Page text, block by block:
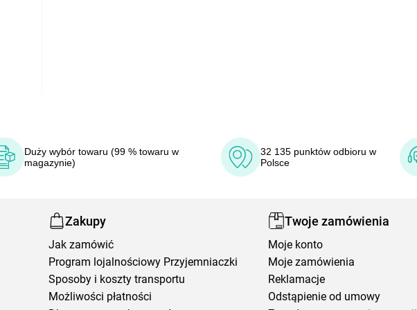
Duży wybór towaru (99 % towaru w
magazynie)
32 135 punktów odbioru w
Polsce
Zakupy
Jak zamówić
Program lojalnościowy Przyjemniaczki
Sposoby i koszty transportu
Możliwości płatności
Twoje zamówienia
Moje konto
Moje zamówienia
Reklamacje
Odstąpienie od umowy